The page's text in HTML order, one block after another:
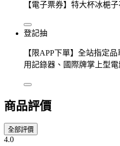
【電子票券】特大杯冰梔
登記抽
【限APP下單】全站指定
用記錄器、國際牌掌上型
商品評價
全部評價
4.0